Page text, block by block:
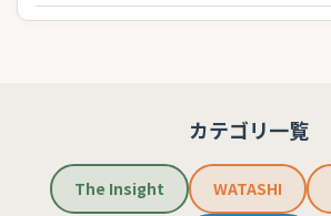
カテゴリ一覧
The Insight WATASHI